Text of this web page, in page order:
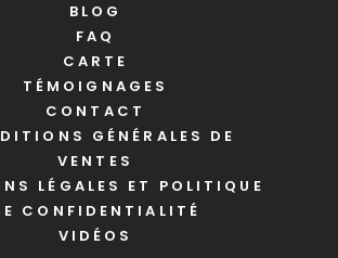
BLOG
FAQ
CARTE
TÉMOIGNAGES
CONTACT
GÉNÉRALES DE
VENTES
LÉGALES ET POLITIQUE
CONFIDENTIALITÉ
VIDÉOS